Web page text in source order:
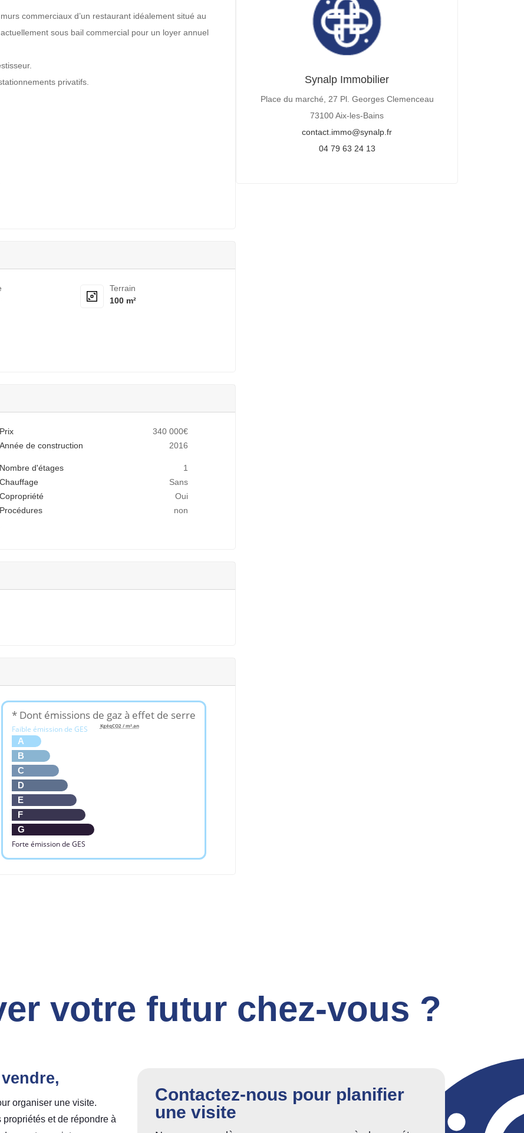
commerciaux d’un restaurant idéalement situé au
sous bail commercial pour un loyer annuel
privatifs.
Terrain
100 m²
340 000€
Année de construction 2016
Nombre d'étages
1
Sans
Copropriété
Oui
non
* Dont émissions de gaz à effet de serre
Faible émission de GES
A
B
C
D
E
F
G
Forte émission de GES
KgéqCO2 / m².an
Synalp Immobilier
Place du marché, 27 Pl. Georges Clemenceau
73100 Aix-les-Bains
contact.immo@synalp.fr
04 79 63 24 13
votre futur chez-vous ?
organiser une visite.
et de répondre à
Contactez-nous pour planifier
une visite